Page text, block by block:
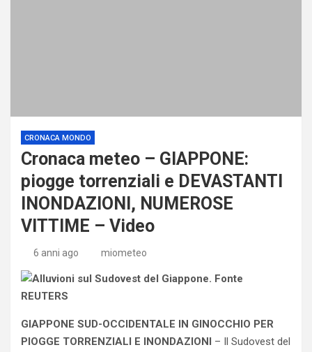
CRONACA MONDO
Cronaca meteo – GIAPPONE:
piogge torrenziali e DEVASTANTI
INONDAZIONI, NUMEROSE
VITTIME – Video
6 anni ago miometeo
GIAPPONE SUD-OCCIDENTALE IN GINOCCHIO PER
PIOGGE TORRENZIALI E INONDAZIONI – Il Sudovest del